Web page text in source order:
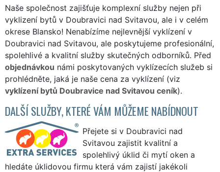
Naše společnost zajišťuje komplexní služby nejen při
vyklizení bytů v Doubravici nad Svitavou, ale i v celém
okrese Blansko! Nenabízíme nejlevnější vyklízení v
Doubravici nad Svitavou, ale poskytujeme profesionální,
spolehlivé a kvalitní služby skutečných odborníků. Před
objednávkou námi poskytovaných vyklízecích služeb si
prohlédněte, jaká je naše cena za vyklízení (viz
vyklízení bytů Doubravice nad Svitavou ceník).
DALŠÍ SLUŽBY, KTERÉ VÁM MŮŽEME NABÍDNOUT
Přejete si v Doubravici nad
Svitavou zajistit kvalitní a
spolehlivý úklid či mytí oken a
hledáte úklidovou firmu která vám zajistí jakékoli